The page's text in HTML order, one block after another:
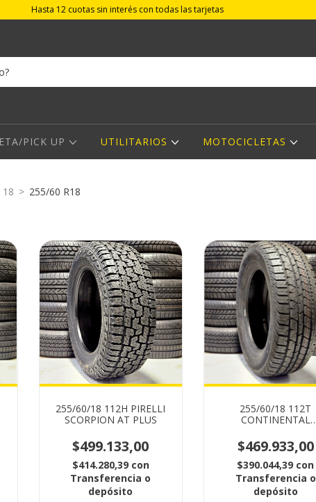
Hasta 12 cuotas sin interés con todas las tarjetas
PICK UP UTILITARIOS MOTOCICLETAS
18 > 255/60 R18
255/60/18 112H PIRELLI
SCORPION AT PLUS
$499.133,00
$414.280,39 con
Transferencia o
depósito
255/60/18 112T
CONTINENTAL
$469.933,00
$390.044,39 con
Transferencia o
depósito